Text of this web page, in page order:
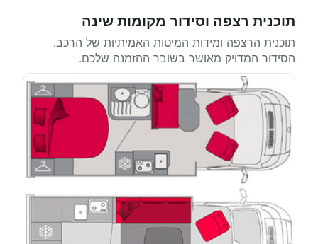
תוכנית רצפה וסידור מקומות שינה
תוכנית הרצפה ומידות המיטות האמיתיות של הרכב.
הסידור המדויק מאושר בשובר ההזמנה שלכם.